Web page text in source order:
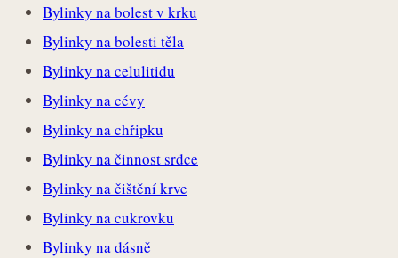
Bylinky na bolest v krku
Bylinky na bolesti těla
Bylinky na celulitidu
Bylinky na cévy
Bylinky na chřipku
Bylinky na činnost srdce
Bylinky na čištění krve
Bylinky na cukrovku
Bylinky na dásně